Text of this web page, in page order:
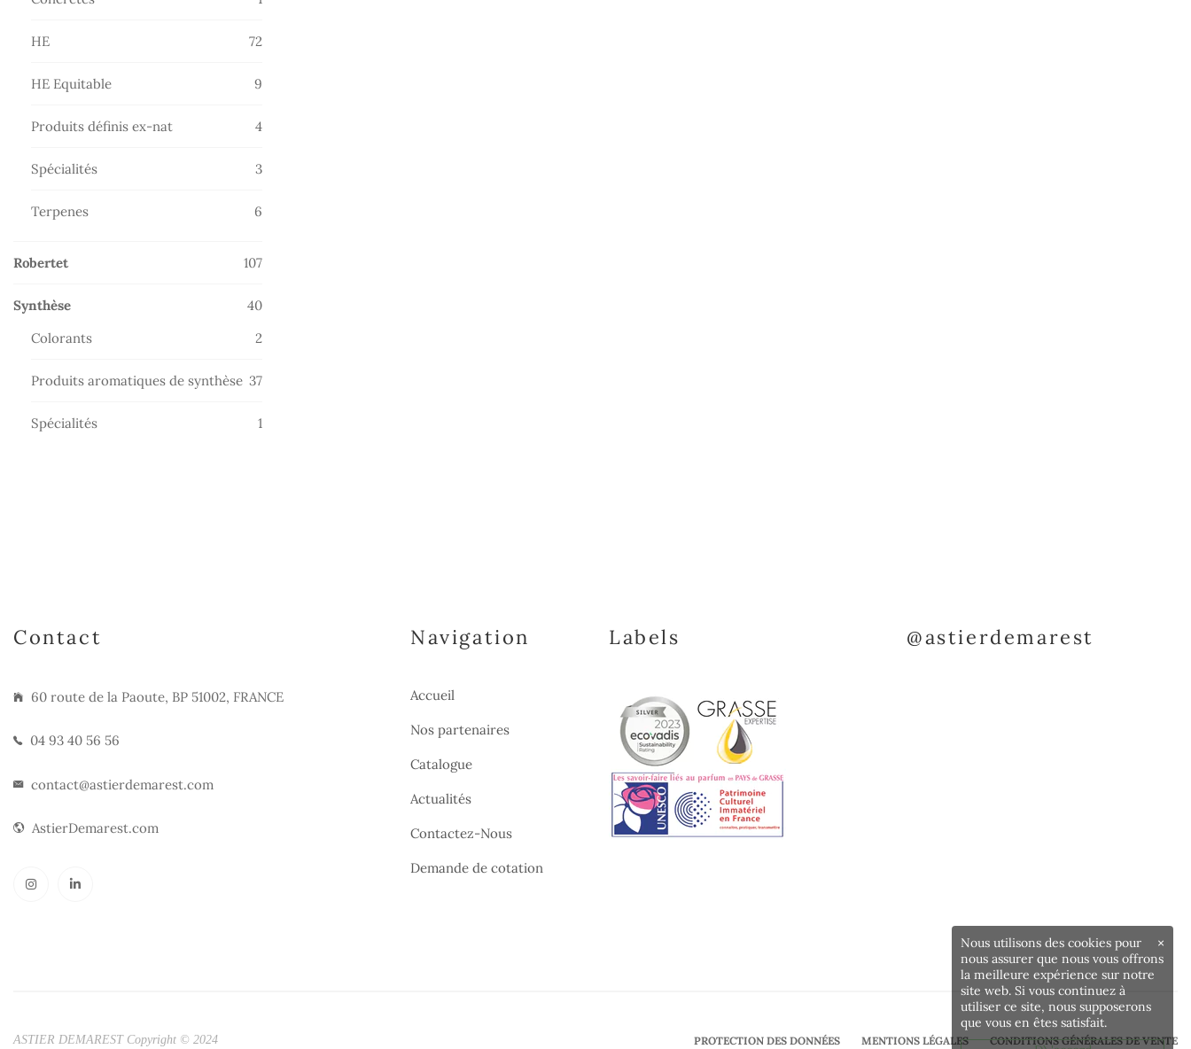
HE
72
HE Equitable
9
Produits définis ex-nat
44
Spécialités
33
Terpenes
6
Robertet
107107
Synthèse
4040
Colorants 2
Produits aromatiques de synthèse 3737
Spécialités
1
Contact
60 route de la Paoute, BP 51002, FRANCE
04 93 40 56 56
contact@astierdemarest.com
AstierDemarest.com
Navigation
Accueil
Nos partenaires
Catalogue
Actualités
Contactez-Nous
Demande de cotation
Labels @astierdemarest
ASTIER DEMAREST Copyright © 2024 PROTECTION DES DONNÉES MENTIONS LÉGALES CONDITIONS GÉNÉRALES DE VENTE
×
Nous utilisons des cookies pour
nous assurer que nous vous offrons
la meilleure expérience sur notre
site web. Si vous continuez à
utiliser ce site, nous supposerons
que vous en êtes satisfait.